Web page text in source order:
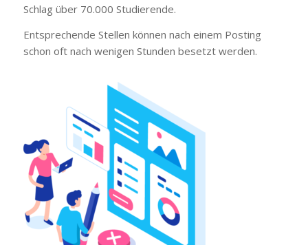
Schlag über 70.000 Studierende.
Entsprechende Stellen können nach einem Posting
schon oft nach wenigen Stunden besetzt werden.